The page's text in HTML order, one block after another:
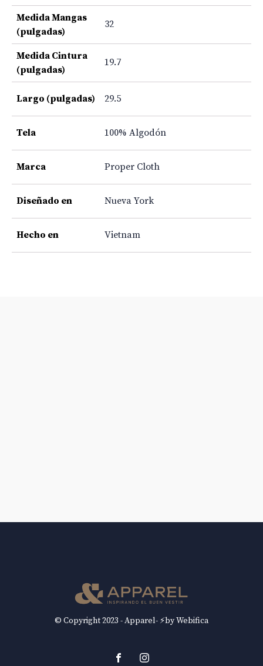
Medida Mangas
(pulgadas)
32
Medida Cintura
(pulgadas)
19.7
Largo (pulgadas) 29.5
Tela 100% Algodón
Marca Proper Cloth
Diseñado en Nueva York
Hecho en Vietnam
© Copyright 2023 - Apparel- ⚡by Webifica